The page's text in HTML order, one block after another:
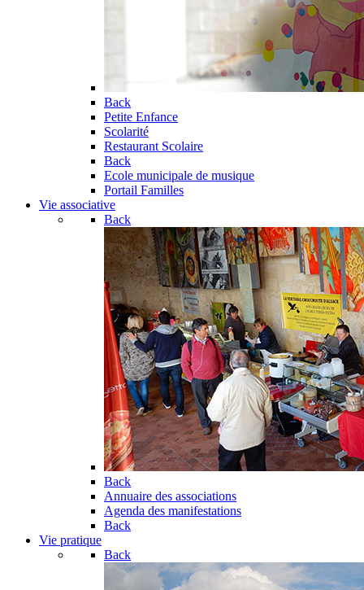
Back
Petite Enfance
Scolarité
Restaurant Scolaire
Back
Ecole municipale de musique
Portail Familles
Vie associative
Back
Back
Annuaire des associations
Agenda des manifestations
Back
Vie pratique
Back